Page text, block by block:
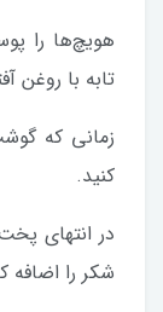
هویچ‌ها را
تابه با روغن
زمانی که
کنید.
در انتهای
شکر را اضافه